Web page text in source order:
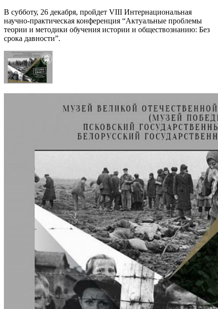
В субботу, 26 декабря, пройдет VIII Интернациональная
научно-практическая конференция “Актуальные проблемы
теории и методики обучения истории и обществознанию: Без
срока давности”.